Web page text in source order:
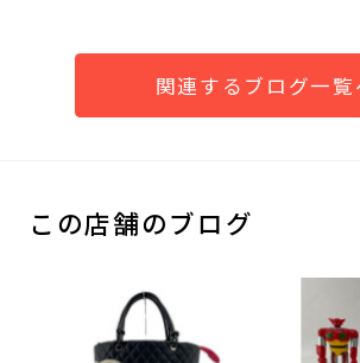
関連するブログ一覧
この店舗のブログ